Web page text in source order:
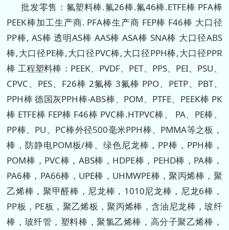
批发零售：氟塑料棒.氟26棒.氟46棒.ETFE棒 PFA棒
PEEK棒加工生产商. PFA棒生产商 FEP棒 F46棒 大口径
PP棒, AS棒 透明AS棒 AAS棒 ASA棒 SNA棒 大口径ABS
棒,大口径PE棒,大口径PVC棒,大口径PPH棒,大口径PPR
棒 工程塑料棒：PEEK、PVDF、PET、PPS、PEI、PSU、
CPVC、PES、F26棒 2氟棒 3氟棒 PPO、PETP、PBT、
PPH棒 德国灰PPH棒-ABS棒、POM、PTFE、PEEK棒 PK
棒 ETFE棒 FEP棒 F46棒 PVC棒.HTPVC棒、 PA、PE棒、
PP棒、PU、PC棒外径500毫米PPH棒、PMMA等之板，
棒，防静电POM板/棒、绿色尼龙棒，PP棒，PPH棒，
POM棒，PVC棒，ABS棒，HDPE棒，PEHD棒，PA棒，
PA6棒，PA66棒，UPE棒，UHMWPE棒，聚丙烯棒，聚
乙烯棒，聚甲醛棒，尼龙棒，1010尼龙棒，尼龙6棒，
PP板，PE板，聚乙烯板，聚丙烯棒，含油尼龙棒，玻纤
棒，玻纤管，塑料棒，聚氯乙烯棒，高分子聚乙烯棒，